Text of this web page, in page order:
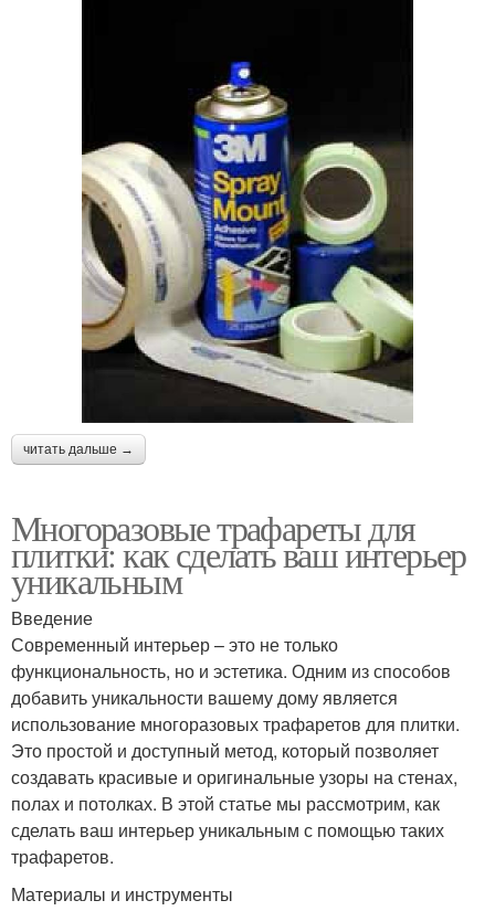
читать дальше →
Многоразовые трафареты для
плитки: как сделать ваш интерьер
уникальным
Введение
Современный интерьер – это не только
функциональность, но и эстетика. Одним из способов
добавить уникальности вашему дому является
использование многоразовых трафаретов для плитки.
Это простой и доступный метод, который позволяет
создавать красивые и оригинальные узоры на стенах,
полах и потолках. В этой статье мы рассмотрим, как
сделать ваш интерьер уникальным с помощью таких
трафаретов.
Материалы и инструменты